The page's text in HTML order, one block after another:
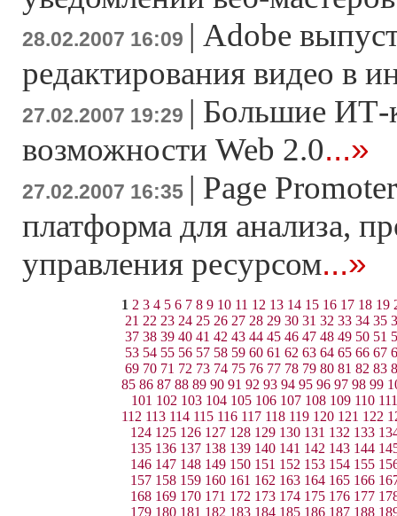
28.02.2007 16:09 | Adobe
редактирования видео в
27.02.2007 19:29 | Большие ИТ-
возможности Web 2.0...»
27.02.2007 16:35 | Page
платформа для анализа,
управления ресурсом...»
1 2 3 4 5 6 7 8 9 10 11 12 13 14 15 16 17 18 19
21 22 23 24 25 26 27 28 29 30 31 32 33 34 35
37 38 39 40 41 42 43 44 45 46 47 48 49 50 51
53 54 55 56 57 58 59 60 61 62 63 64 65 66 67
69 70 71 72 73 74 75 76 77 78 79 80 81 82 83
85 86 87 88 89 90 91 92 93 94 95 96 97 98 99
101 102 103 104 105 106 107 108 109 110 111
112 113 114 115 116 117 118 119 120 121 122
124 125 126 127 128 129 130 131 132 133
135 136 137 138 139 140 141 142 143 144
146 147 148 149 150 151 152 153 154 155
157 158 159 160 161 162 163 164 165 166
168 169 170 171 172 173 174 175 176 177
179 180 181 182 183 184 185 186 187 188